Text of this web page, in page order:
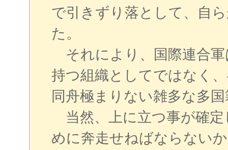
で引きずり落として、自
た。
それにより、国際連合軍
持つ組織としてではなく
同舟極まりない雑多な多
当然、上に立つ事が確定
めに奔走せねばならない